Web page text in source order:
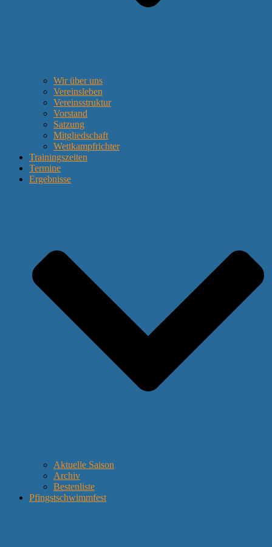
Wir über uns
Vereinsleben
Vereinsstruktur
Vorstand
Satzung
Mitgliedschaft
Wettkampfrichter
Trainingszeiten
Termine
Ergebnisse
Aktuelle Saison
Archiv
Bestenliste
Pfingstschwimmfest